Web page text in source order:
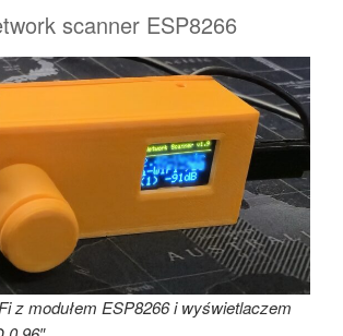
scanner ESP8266
z modułem ESP8266 i wyświetlaczem